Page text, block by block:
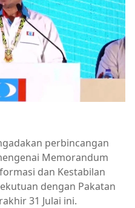
perbincangan
Memorandum
dan Kestabilan
dengan Pakatan
31 Julai ini.